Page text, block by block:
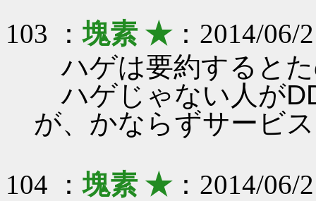
103 ：塊素 ★：2014/06/
ハゲは要約すると
ハゲじゃない人が
が、かならずサービ
104 ：塊素 ★：2014/06/